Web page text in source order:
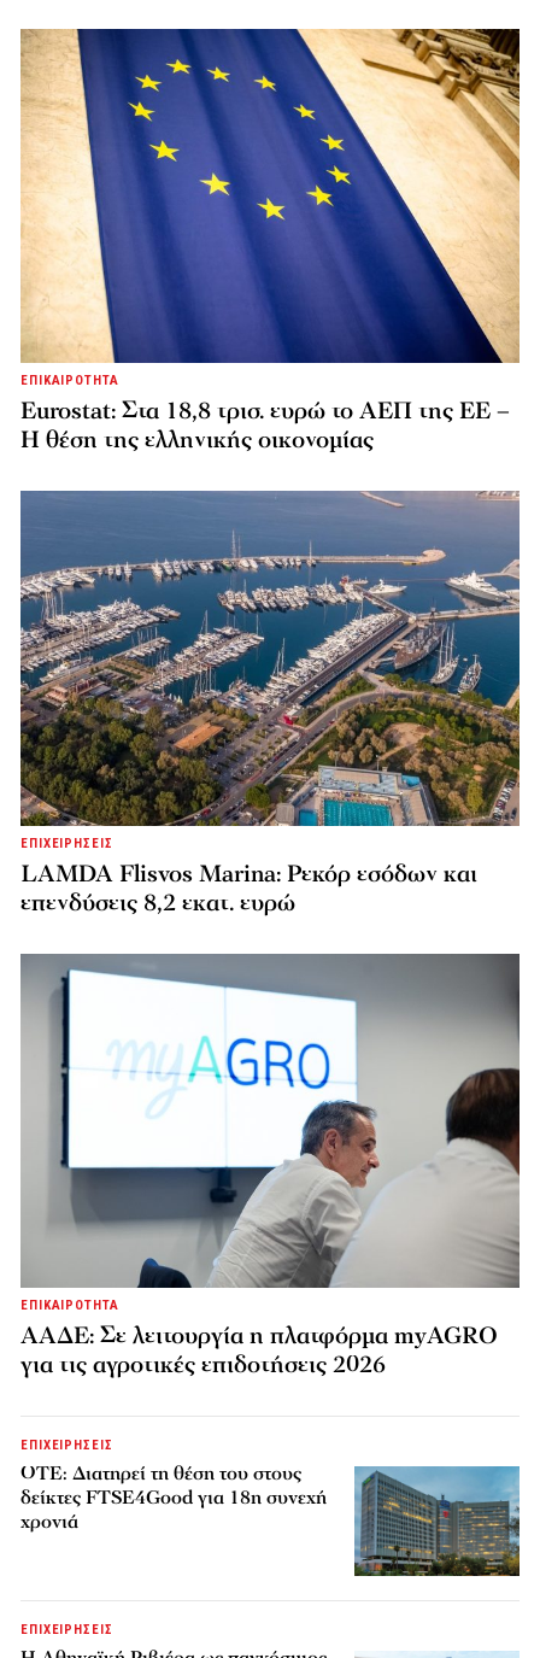
ΕΠΙΚΑΙΡΟΤΗΤΑ
Eurostat: Στα 18,8 τρισ. ευρώ το ΑΕΠ της ΕΕ –
Η θέση της ελληνικής οικονομίας
ΕΠΙΧΕΙΡΗΣΕΙΣ
LAMDA Flisvos Marina: Ρεκόρ εσόδων και
επενδύσεις 8,2 εκατ. ευρώ
ΕΠΙΚΑΙΡΟΤΗΤΑ
ΑΑΔΕ: Σε λειτουργία η πλατφόρμα myAGRO
για τις αγροτικές επιδοτήσεις 2026
ΕΠΙΧΕΙΡΗΣΕΙΣ
ΟΤΕ: Διατηρεί τη θέση του στους
δείκτες FTSE4Good για 18η συνεχή
χρονιά
ΕΠΙΧΕΙΡΗΣΕΙΣ